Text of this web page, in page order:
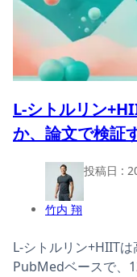
L-シトルリン
か、論文で検証
竹内 翔
投稿日 :
L-シトルリン+HIITは
PubMedベースで、